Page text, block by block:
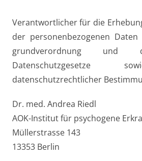
Verantwortlicher für die
der personen­bezogenen
grundverordnung und
Datenschutzgesetze
datenschutzrechtlicher
Dr. med. Andrea Riedl
AOK-Institut für psychogene
Müllerstrasse 143
13353 Berlin